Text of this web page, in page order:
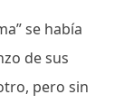
se había
de sus
pero sin